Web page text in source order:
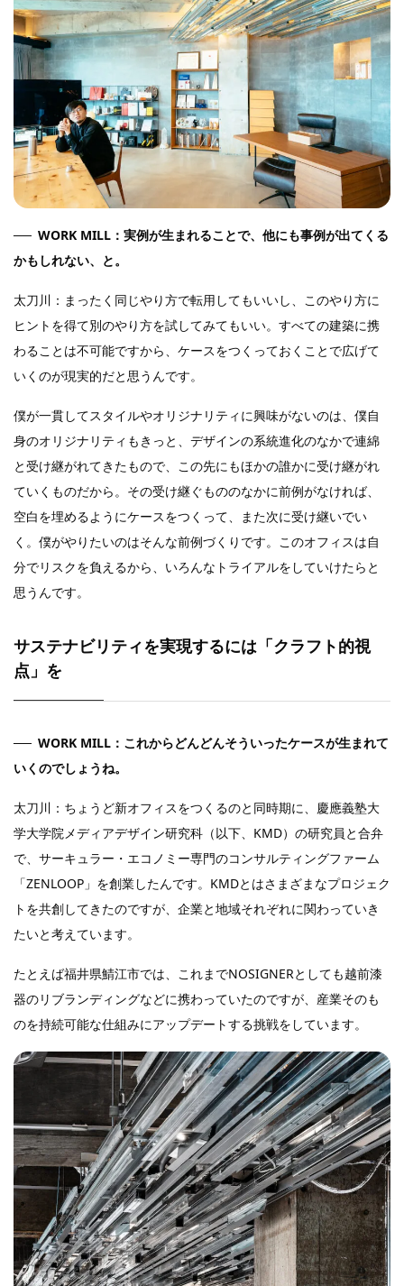
WORK MILL：実例が生まれることで、他にも事例が出てくる
かもしれない、と。
太刀川：まったく同じやり方で転用してもいいし、このやり方に
ヒントを得て別のやり方を試してみてもいい。すべての建築に携
わることは不可能ですから、ケースをつくっておくことで広げて
いくのが現実的だと思うんです。
僕が一貫してスタイルやオリジナリティに興味がないのは、僕自
身のオリジナリティもきっと、デザインの系統進化のなかで連綿
と受け継がれてきたもので、この先にもほかの誰かに受け継がれ
ていくものだから。その受け継ぐもののなかに前例がなければ、
空白を埋めるようにケースをつくって、また次に受け継いでい
く。僕がやりたいのはそんな前例づくりです。このオフィスは自
分でリスクを負えるから、いろんなトライアルをしていけたらと
思うんです。
サステナビリティを実現するには「クラフト的視
点」を
WORK MILL：これからどんどんそういったケースが生まれて
いくのでしょうね。
太刀川：ちょうど新オフィスをつくるのと同時期に、慶應義塾大
学大学院メディアデザイン研究科（以下、KMD）の研究員と合弁
で、サーキュラー・エコノミー専門のコンサルティングファーム
「ZENLOOP」を創業したんです。KMDとはさまざまなプロジェク
トを共創してきたのですが、企業と地域それぞれに関わっていき
たいと考えています。
たとえば福井県鯖江市では、これまでNOSIGNERとしても越前漆
器のリブランディングなどに携わっていたのですが、産業そのも
のを持続可能な仕組みにアップデートする挑戦をしています。